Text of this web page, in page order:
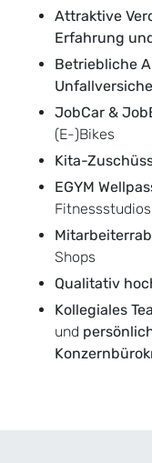
Attraktive
Erfahrung
Betriebliche
JobCar &
(E-)Bikes
Kita-
EGYM
Shops
Qualitativ
Kollegiales
und